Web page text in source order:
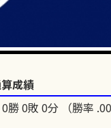
成績
勝 0敗 0分 （勝率